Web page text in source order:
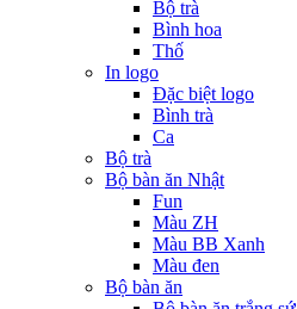
Bộ trà
Bình hoa
Thố
In logo
Đặc biệt logo
Bình trà
Ca
Bộ trà
Bộ bàn ăn Nhật
Fun
Màu ZH
Màu BB Xanh
Màu đen
Bộ bàn ăn